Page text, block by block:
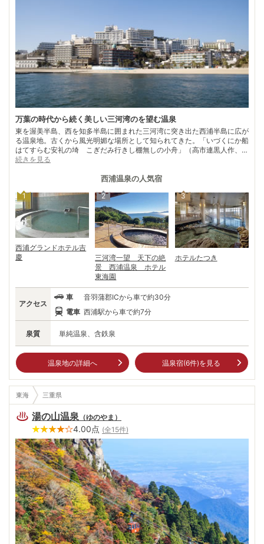
万葉の時代から続く美しい三河湾のを望む温泉
東を渥美半島、西を知多半島に囲まれた三河湾に突き出た西浦半島に広が
る温泉地。古くから風光明媚な場所として知られてきた。「いづくにか船
はてすらむ安礼の埼 こぎだみ行きし棚無しの小舟」（高市連黒人作、万
葉集収）。 穏やかな海に松島や沖島といった小島が浮かぶ。右に知多、
する歌碑をめぐる「万葉の小径」を歩きながら、古の人々が愛した景勝を
の湯浴み。知多半島の向こうに沈み行く夕日に、1日の疲れが癒やされて
いく。翌朝は渥美半島から昇る朝日とともに、新しい1日を始めたい。
続きを見る
西浦温泉の人気宿
1
西浦グランドホテル吉
慶
2
三河湾一望 天下の絶
景 西浦温泉 ホテル
東海園
3
ホテルたつき
泉質 単純温泉、含鉄泉
アクセス
車
音羽蒲郡ICから車で約30分
電車 西浦駅から車で約7分
温泉地の詳細へ 温泉宿(6件)を見る
東海 三重県
湯の山温泉 （ゆのやま ）
4.00点 (全15件)